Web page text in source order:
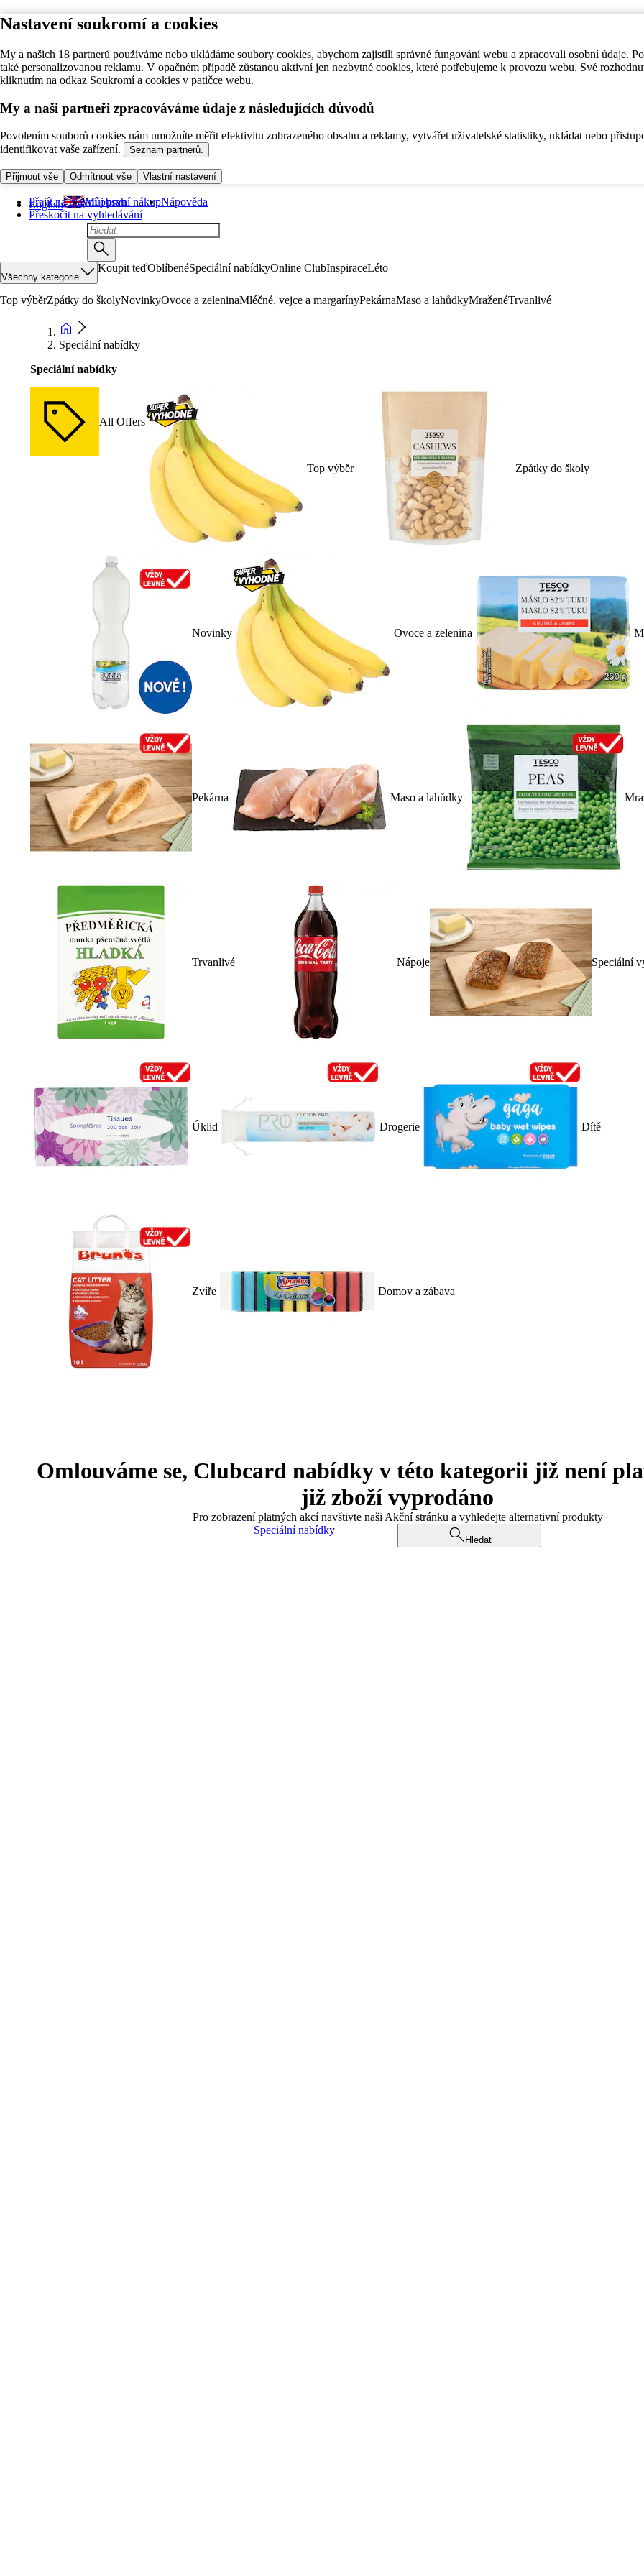
Nastavení soukromí a cookies
My a našich 18 partnerů používáme nebo ukládáme soubory cookies, abychom zajistili správné fungování webu a zpracovali osobní údaje.
také personalizovanou reklamu. V opačném případě zůstanou aktivní jen nezbytné cookies, které potřebujeme k provozu webu. Své
kliknutím na odkaz Soukromí a cookies v patičce webu.
My a naši partneři zpracováváme údaje z následujících důvodů
Povolením souborů cookies nám umožníte měřit efektivitu zobrazeného obsahu a reklamy, vytvářet uživatelské statistiky, ukládat nebo
identifikovat vaše zařízení.
Seznam partnerů.
Přijmout vše Odmítnout vše Vlastní nastavení
Přejít na hlavní obsah
Přeskočit na vyhledávání
English Můj první nákupNápověda
Všechny kategorie
Koupit teďOblíbenéSpeciální nabídkyOnline ClubInspiraceLéto
Top výběrZpátky do školyNovinkyOvoce a zeleninaMléčné, vejce a margarínyPekárnaMaso a lahůdkyMraženéTrvanlivé
Speciální nabídky
Speciální nabídky
All Offers
Top výběr Zpátky do školy
Novinky Ovoce a zelenina
Pekárna Maso a lahůdky
Trvanlivé Nápoje Speciální
Úklid Drogerie Dítě
Zvíře Domov a zábava
Omlouváme se, Clubcard nabídky v této kategorii již není
již zboží vyprodáno
Pro zobrazení platných akcí navštivte naši Akční stránku a vyhledejte alternativní produkty
Speciální nabídky
Hledat